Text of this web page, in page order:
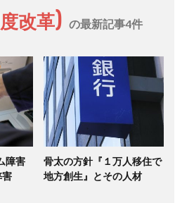
改革) の最新記事4件
障害
骨太の方針『１万人移住で
地方創生』とその人材